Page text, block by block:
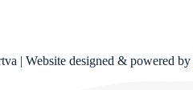
| Website designed & powered by